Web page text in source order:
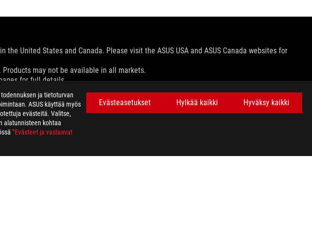
ja tietoturvan
ASUS käyttää myös
evästeitä. Valitse,
alatunnisteen kohtaa
”Evästeet ja vastaavat
Evästeasetukset Hylkää kaikki Hyväksy kaikki
United States and Canada. Please visit the ASUS USA and ASUS Canada websites for
may not be available in all markets.
for full details.
vary in real-world situations.
the processing speed of the host device, file attributes and other factors related to system